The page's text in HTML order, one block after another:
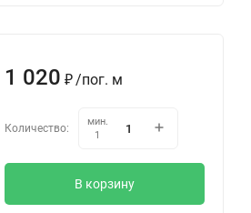
1 020 ₽ /пог. м
Количество:
мин.
1
В корзину